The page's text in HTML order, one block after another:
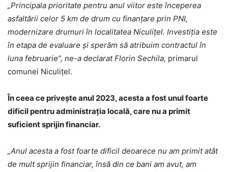
„Principala prioritate pentru anul viitor este începerea
asfaltării celor 5 km de drum cu finanțare prin PNI,
modernizare drumuri în localitatea Niculițel. Investiția este
în etapa de evaluare și sperăm să atribuim contractul în
luna februarie”, ne-a declarat Florin Sechila, primarul
comunei Niculițel.
În ceea ce privește anul 2023, acesta a fost unul foarte
dificil pentru administrația locală, care nu a primit
suficient sprijin financiar.
„Anul acesta a fost foarte dificil deoarece nu am primit atât
de mult sprijin financiar, însă din ce bani am avut, am